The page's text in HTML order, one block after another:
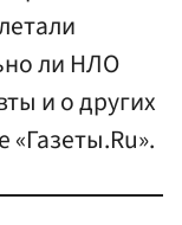
ли НЛО
и о других
«Газеты.Ru».